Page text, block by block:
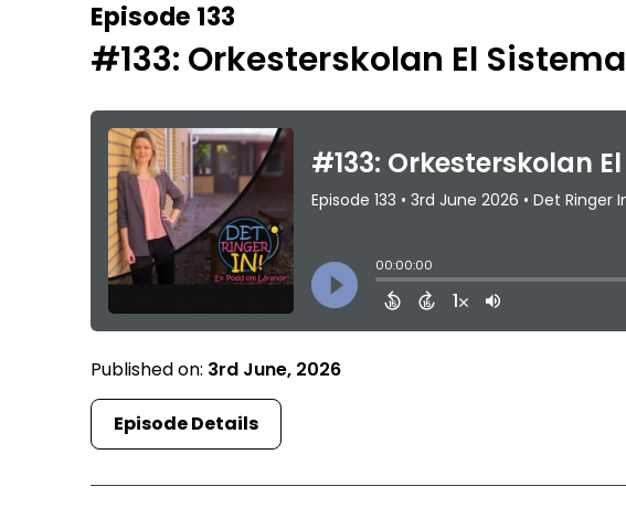
Episode 133
#133: Orkesterskolan El Sistema
Published on: 3rd June, 2026
Episode Details